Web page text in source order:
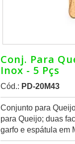
Conj. Para
Inox - 5 Pçs
Cód.: PD-20M43
Conjunto para
para Queijo; duas
garfo e espátula em